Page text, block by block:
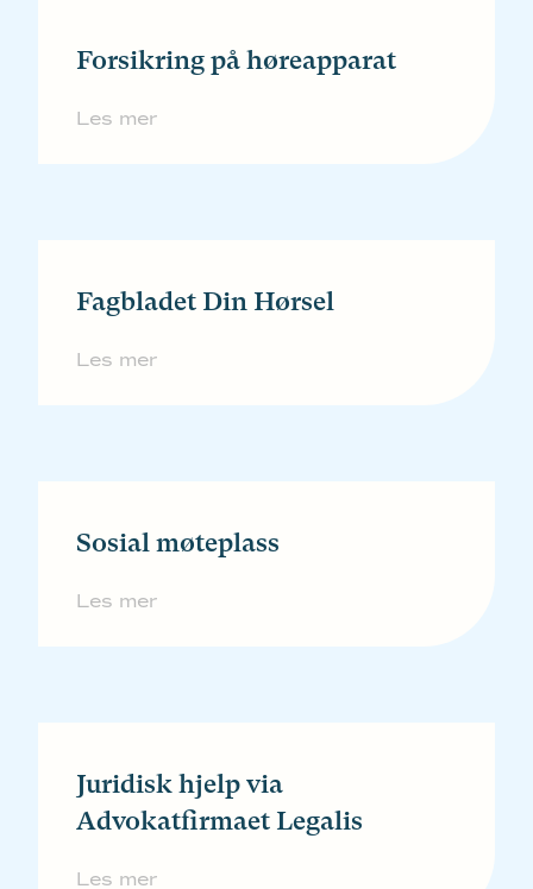
Forsikring på høreapparat
Les mer
Fagbladet Din Hørsel
Les mer
Sosial møteplass
Les mer
Juridisk hjelp via
Advokatfirmaet Legalis
Les mer